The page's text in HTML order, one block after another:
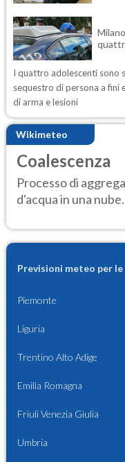
I quattro adolescenti sono
sequestro di persona a fini
di arma e lesioni
Wikimeteo
Coalescenza
Processo di
d'acqua in una
Previsioni meteo per
Piemonte
Liguria
Trentino Alto Adige
Emilia Romagna
Friuli Venezia Giulia
Umbria